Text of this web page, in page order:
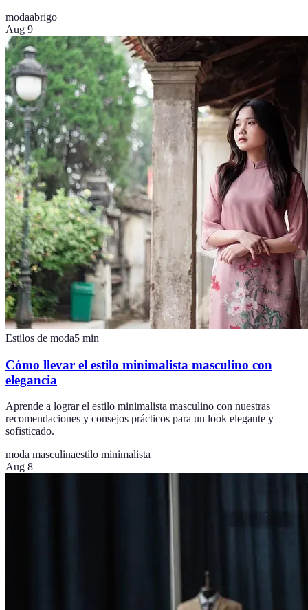
modaabrigo
Aug 9
Estilos de moda5 min
Cómo llevar el estilo minimalista masculino con
elegancia
Aprende a lograr el estilo minimalista masculino con nuestras
recomendaciones y consejos prácticos para un look elegante y
sofisticado.
moda masculinaestilo minimalista
Aug 8